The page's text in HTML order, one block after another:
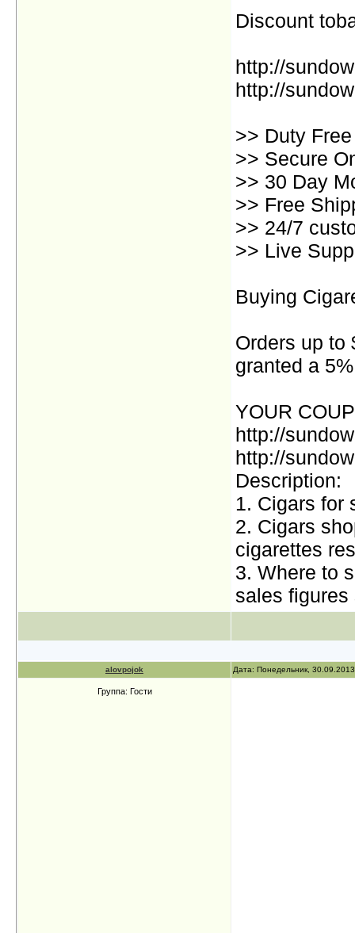
Discount
http://
http://
>> Duty
>> Secure
>> 30 Day
>> Free
>> 24/7
>> Live
Buying
Orders up to
granted a
YOUR
http://
http://
Description:
1. Cigars for
2. Cigars
cigarettes
3. Where to
sales
alovpojok Дата: Понедельник,
Группа: Гости